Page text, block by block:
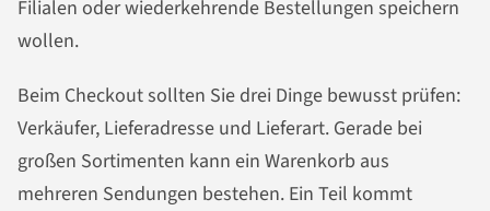
Filialen oder wiederkehrende Bestellungen speichern
wollen.
Beim Checkout sollten Sie drei Dinge bewusst prüfen:
Verkäufer, Lieferadresse und Lieferart. Gerade bei
großen Sortimenten kann ein Warenkorb aus
mehreren Sendungen bestehen. Ein Teil kommt